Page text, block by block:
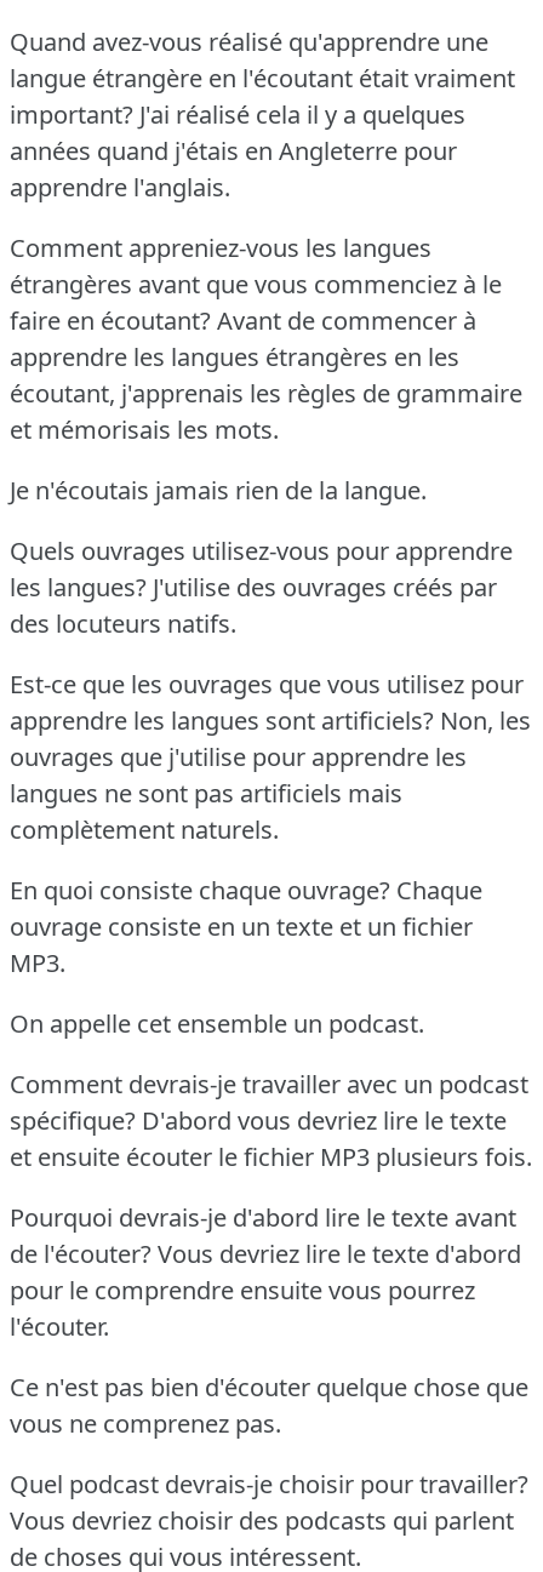
Quand avez-vous réalisé qu'apprendre une
langue étrangère en l'écoutant était vraiment
important? J'ai réalisé cela il y a quelques
années quand j'étais en Angleterre pour
apprendre l'anglais.
Comment appreniez-vous les langues
étrangères avant que vous commenciez à le
faire en écoutant?Avant de commencer à
apprendre les langues étrangères en les
écoutant, j'apprenais les règles de grammaire
et mémorisais les mots.
Je n'écoutais jamais rien de la langue.
Quels ouvrages utilisez-vous pour apprendre
les langues? J'utilise des ouvrages créés par
des locuteurs natifs.
Est-ce que les ouvrages que vous utilisez pour
apprendre les langues sont artificiels? Non, les
ouvrages que j'utilise pour apprendre les
langues ne sont pas artificiels mais
complètement naturels.
En quoi consiste chaque ouvrage? Chaque
ouvrage consiste en un texte et un fichier
MP3.
On appelle cet ensemble un podcast.
Comment devrais-je travailler avec un podcast
spécifique? D'abord vous devriez lire le texte
et ensuite écouter le fichier MP3 plusieurs fois.
Pourquoi devrais-je d'abord lire le texte avant
de l'écouter?Vous devriez lire le texte d'abord
pour le comprendre ensuite vous pourrez
l'écouter.
Ce n'est pas bien d'écouter quelque chose que
vous ne comprenez pas.
Quel podcast devrais-je choisir pour travailler?
Vous devriez choisir des podcasts qui parlent
de choses qui vous intéressent.